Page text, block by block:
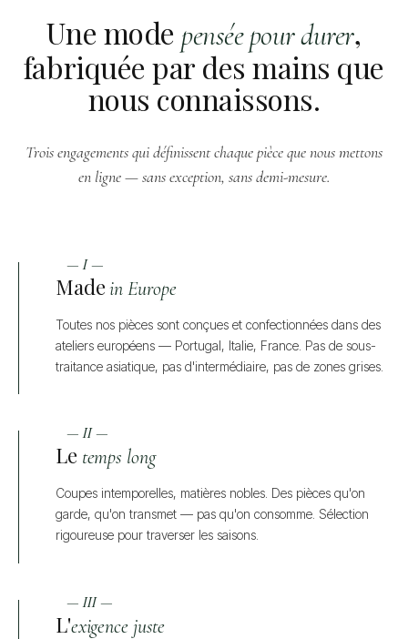
Une mode pensée pour durer,
fabriquée par des mains que
nous connaissons.
Trois engagements qui définissent chaque pièce que nous mettons
en ligne — sans exception, sans demi-mesure.
— I —
Madein Europe
Toutes nos pièces sont conçues et confectionnées dans des
ateliers européens — Portugal, Italie, France. Pas de sous-
traitance asiatique, pas d'intermédiaire, pas de zones grises.
— II —
Le temps long
Coupes intemporelles, matières nobles. Des pièces qu'on
garde, qu'on transmet — pas qu'on consomme. Sélection
rigoureuse pour traverser les saisons.
— III —
L'exigence juste